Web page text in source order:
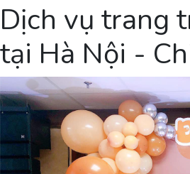
Dịch vụ trang
tại Hà Nội -